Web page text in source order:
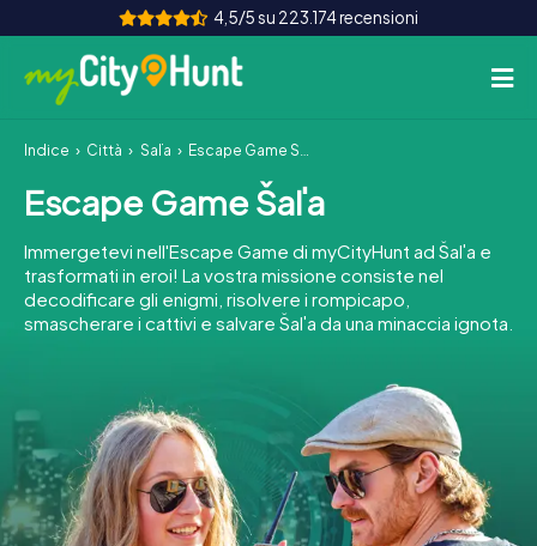
4,5/5 su 223.174 recensioni
Come funziona
Città
Tour
Team Building
INT AT CH
DE
ES
FR UK
IE
IT
NL
Indice Città Šaľa Escape Game Šaľa
Escape Game Šaľa
Immergetevi nell'Escape Game di myCityHunt ad Šaľa e
trasformati in eroi! La vostra missione consiste nel
decodificare gli enigmi, risolvere i rompicapo,
smascherare i cattivi e salvare Šaľa da una minaccia ignota.